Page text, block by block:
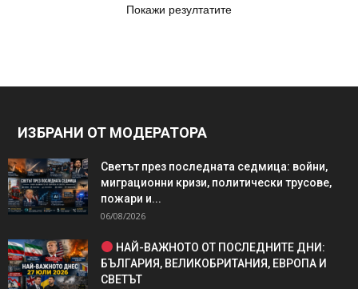
Покажи резултатите
ИЗБРАНИ ОТ МОДЕРАТОРА
Светът през последната седмица: войни,
миграционни кризи, политически трусове,
пожари и...
06/08/2026
НАЙ-ВАЖНОТО ОТ ПОСЛЕДНИТЕ ДНИ:
БЪЛГАРИЯ, ВЕЛИКОБРИТАНИЯ, ЕВРОПА И
СВЕТЪТ